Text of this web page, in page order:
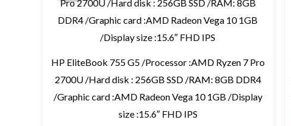
HP EliteBook 755 G5 /Processor :AMD Ryzen 7 Pro
2700U /Hard disk : 256GB SSD /RAM: 8GB DDR4
/Graphic card :AMD Radeon Vega 10 1GB /Display
size :15.6″ FHD IPS
EGP14,000.EGP13,000.